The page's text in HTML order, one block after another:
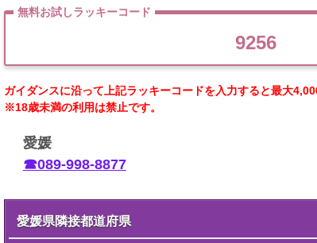
無料お試しラッキーコード
9256
ガイダンスに沿って上記ラッキーコードを入力すると最大
※18歳未満の利用は禁止です。
愛媛
☎089-998-8877
愛媛県隣接都道府県